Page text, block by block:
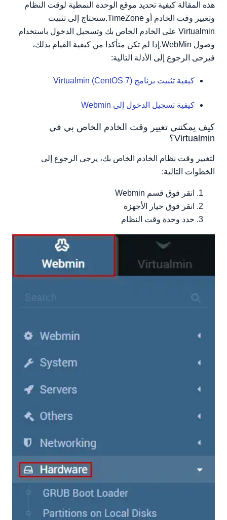
هذه المقالة كيفية تحديد موقع الوحدة النمطية لوقت النظام
وتغيير وقت الخادم أو TimeZone.ستحتاج إلى تثبيت
Virtualmin على الخادم الخاص بك وتسجيل الدخول باستخدام
وصول WebMin.إذا لم تكن متأكدا من كيفية القيام بذلك،
فيرجى الرجوع إلى الأدلة التالية:
كيفية تثبيت برنامج Virtualmin (CentOS 7)
كيفية تسجيل الدخول إلى Webmin
كيف يمكنني تغيير وقت الخادم الخاص بي في
Virtualmin؟
لتغيير وقت نظام الخادم الخاص بك، يرجى الرجوع إلى
الخطوات التالية:
انقر فوق قسم Webmin
انقر فوق خيار الأجهزة
حدد وحدة وقت النظام